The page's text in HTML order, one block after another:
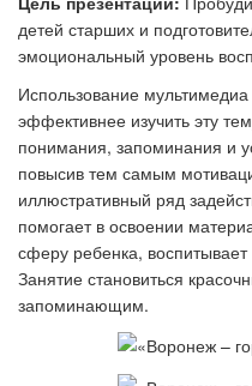
детей старших и
эмоциональный уровень
Использование
эффективнее изучить эту
понимания, запоминания и
повысив тем самым
иллюстративный ряд
помогает в освоении
сферу ребенка,
Занятие становиться
запоминающим.